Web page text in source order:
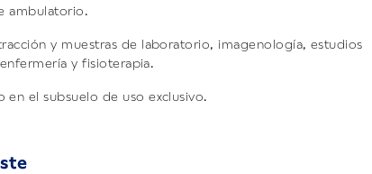
ambulatorio.
y muestras de laboratorio, imagenología, estudios
y fisioterapia.
el subsuelo de uso exclusivo.